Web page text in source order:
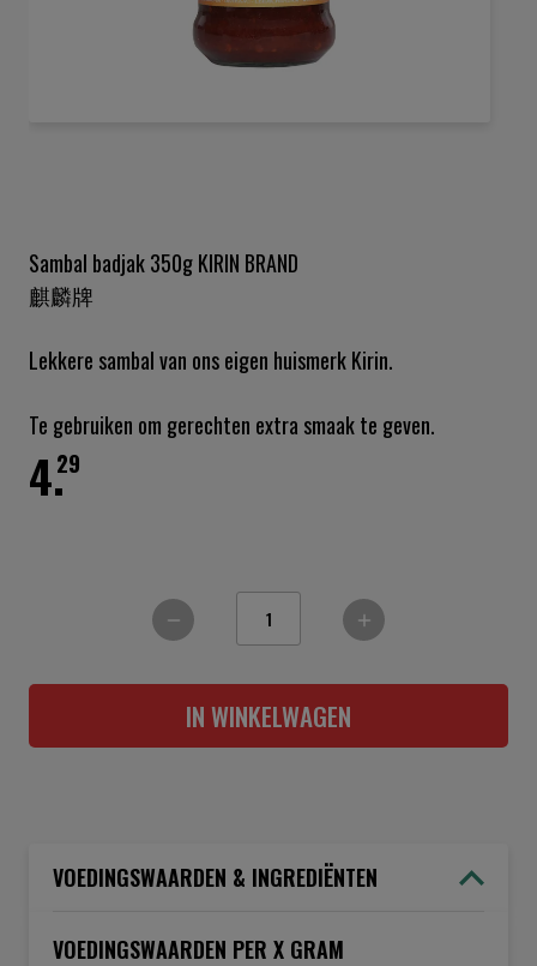
de
afbeeldingen-
gallerij
Sambal badjak 350g KIRIN BRAND
麒麟牌
Lekkere sambal van ons eigen huismerk Kirin.
Te gebruiken om gerechten extra smaak te geven.
29
4.
IN WINKELWAGEN
VOEDINGSWAARDEN & INGREDIËNTEN
VOEDINGSWAARDEN PER X GRAM